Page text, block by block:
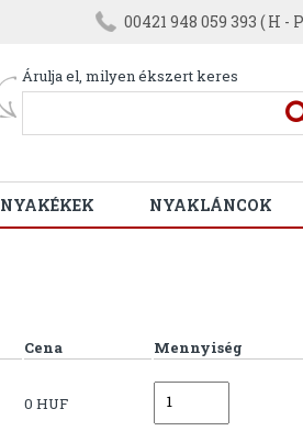
00421 948 059 393 ( H -
Árulja el, milyen ékszert keres
NYAKÉKEK NYAKLÁNCOK
Cena Mennyiség
0 HUF